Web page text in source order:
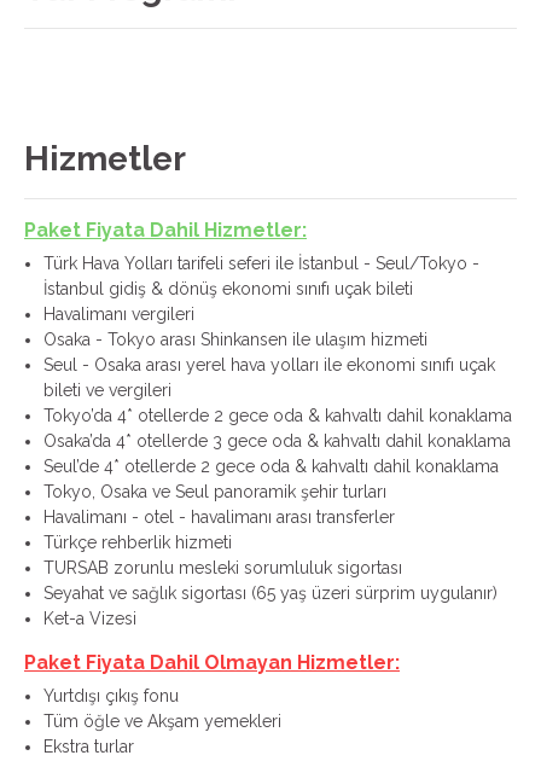
Hizmetler
Paket Fiyata Dahil Hizmetler:
Türk Hava Yolları tarifeli seferi ile İstanbul - Seul/Tokyo -
İstanbul gidiş & dönüş ekonomi sınıfı uçak bileti
Havalimanı vergileri
Osaka - Tokyo arası Shinkansen ile ulaşım hizmeti
Seul - Osaka arası yerel hava yolları ile ekonomi sınıfı uçak
bileti ve vergileri
Tokyo’da 4* otellerde 2 gece oda & kahvaltı dahil konaklama
Osaka’da 4* otellerde 3 gece oda & kahvaltı dahil konaklama
Seul’de 4* otellerde 2 gece oda & kahvaltı dahil konaklama
Tokyo, Osaka ve Seul panoramik şehir turları
Havalimanı - otel - havalimanı arası transferler
Türkçe rehberlik hizmeti
TURSAB zorunlu mesleki sorumluluk sigortası
Seyahat ve sağlık sigortası (65 yaş üzeri sürprim uygulanır)
Ket-a Vizesi
Paket Fiyata Dahil Olmayan Hizmetler:
Yurtdışı çıkış fonu
Tüm öğle ve Akşam yemekleri
Ekstra turlar